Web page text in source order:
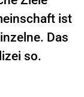
ist
Das
so.